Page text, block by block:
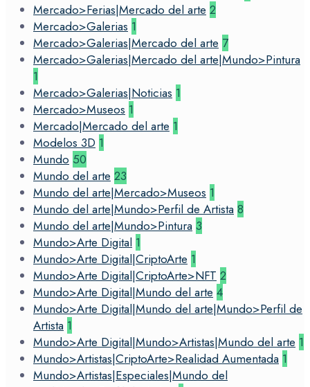
Mercado>Ferias|Mercado del arte 2
Mercado>Galerias 1
Mercado>Galerias|Mercado del arte 7
Mercado>Galerias|Mercado del arte|Mundo>Pintura
1
Mercado>Galerias|Noticias 1
Mercado>Museos 1
Mercado|Mercado del arte 1
Modelos 3D 1
Mundo 50
Mundo del arte 23
Mundo del arte|Mercado>Museos 1
Mundo del arte|Mundo>Perfil de Artista 8
Mundo del arte|Mundo>Pintura 3
Mundo>Arte Digital 1
Mundo>Arte Digital|CriptoArte 1
Mundo>Arte Digital|CriptoArte>NFT 2
Mundo>Arte Digital|Mundo del arte 4
Mundo>Arte Digital|Mundo del arte|Mundo>Perfil de
Artista 1
Mundo>Arte Digital|Mundo>Artistas|Mundo del arte 1
Mundo>Artistas|CriptoArte>Realidad Aumentada 1
Mundo>Artistas|Especiales|Mundo del